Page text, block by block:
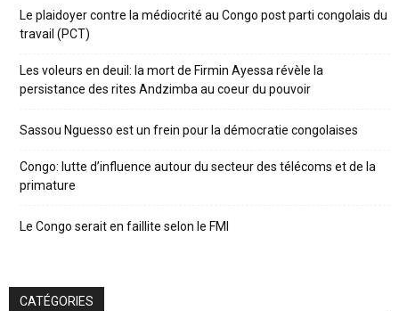
Le plaidoyer contre la médiocrité au Congo post parti congolais du
travail (PCT)
Les voleurs en deuil: la mort de Firmin Ayessa révèle la
persistance des rites Andzimba au coeur du pouvoir
Sassou Nguesso est un frein pour la démocratie congolaises
Congo: lutte d’influence autour du secteur des télécoms et de la
primature
Le Congo serait en faillite selon le FMI
CATÉGORIES